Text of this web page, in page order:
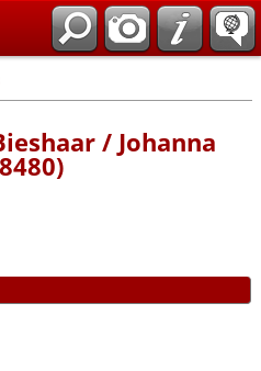
/ Johanna